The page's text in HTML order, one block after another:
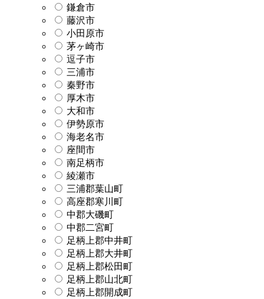
鎌倉市
藤沢市
小田原市
茅ヶ崎市
逗子市
三浦市
秦野市
厚木市
大和市
伊勢原市
海老名市
座間市
南足柄市
綾瀬市
三浦郡葉山町
高座郡寒川町
中郡大磯町
中郡二宮町
足柄上郡中井町
足柄上郡大井町
足柄上郡松田町
足柄上郡山北町
足柄上郡開成町